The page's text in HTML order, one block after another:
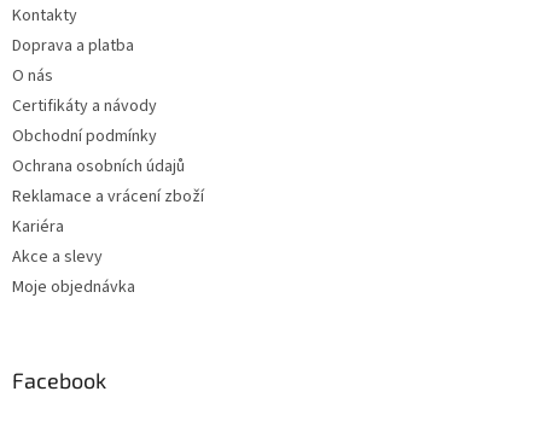
Kontakty
Doprava a platba
O nás
Certifikáty a návody
Obchodní podmínky
Ochrana osobních údajů
Reklamace a vrácení zboží
Kariéra
Akce a slevy
Moje objednávka
Facebook